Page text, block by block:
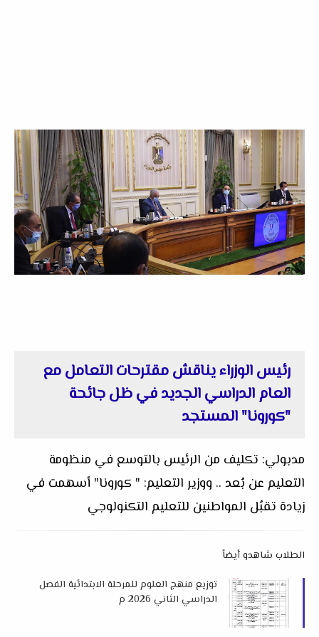
رئيس الوزراء يناقش مقترحات التعامل مع
العام الدراسي الجديد في ظل جائحة
"كورونا" المستجد
مدبولي: تكليف من الرئيس بالتوسع في منظومة
التعليم عن بُعد .. ووزير التعليم: " كورونا" أسهمت في
زيادة تقبُل المواطنين للتعليم التكنولوجي
الطلاب شاهدو أيضاً
توزيع منهج العلوم للمرحلة الابتدائية الفصل
الدراسي الثاني 2026 م